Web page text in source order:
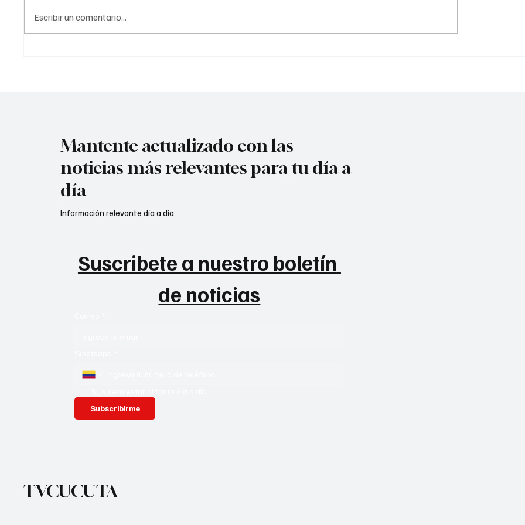
Escribir un comentario...
Mantente actualizado con las
noticias más relevantes para tu día a
día
Suscribete a nuestro boletín
de noticias
Subscribirme
Información relevante día a día
TVCUCUTA